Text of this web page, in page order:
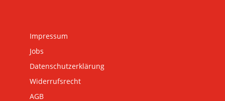
Impressum
Jobs
Datenschutzerklärung
Widerrufsrecht
AGB